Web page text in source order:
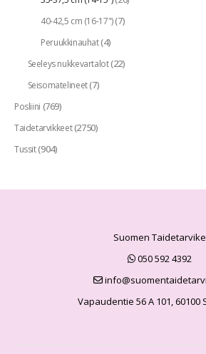
40-42,5 cm (16-17")(7)
Peruukkinauhat(4)
Seeleys nukkevartalot(22)
Seisomatelineet(7)
Posliini (769)
Taidetarvikkeet(2750)
Tussit(904)
Suomen Taidetarvike
050 592 4392
Vapaudentie 56 A 101, 60100